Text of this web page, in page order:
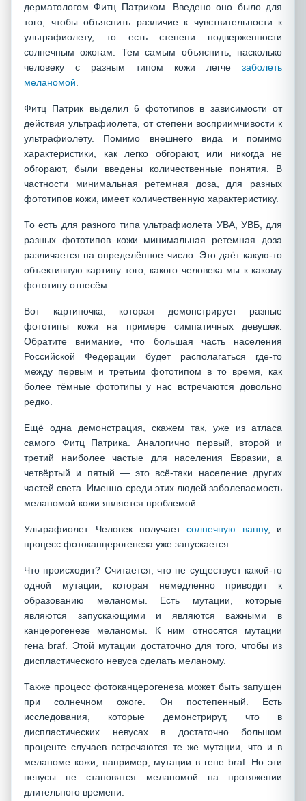
дерматологом Фитц Патриком. Введено оно было для
того, чтобы объяснить различие к чувствительности к
ультрафиолету, то есть степени подверженности
солнечным ожогам. Тем самым объяснить, насколько
человеку с разным типом кожи легче заболеть
меланомой
Фитц Патрик выделил 6 фототипов в зависимости от
действия ультрафиолета, от степени восприимчивости к
ультрафиолету. Помимо внешнего вида и помимо
характеристики, как легко обгорают, или никогда не
обгорают, были введены количественные понятия. В
частности минимальная ретемная доза, для разных
фототипов кожи, имеет количественную характеристику.
То есть для разного типа ультрафиолета УВА, УВБ, для
разных фототипов кожи минимальная ретемная доза
различается на определённое число. Это даёт какую-то
объективную картину того, какого человека мы к какому
фототипу отнесём.
Вот картиночка, которая демонстрирует разные
фототипы кожи на примере симпатичных девушек.
Обратите внимание, что большая часть населения
Российской Федерации будет располагаться где-то
между первым и третьим фототипом в то время, как
более тёмные фототипы у нас встречаются довольно
редко.
Ещё одна демонстрация, скажем так, уже из атласа
самого Фитц Патрика. Аналогично первый, второй и
третий наиболее частые для населения Евразии, а
четвёртый и пятый — это всё-таки население других
частей света. Именно среди этих людей заболеваемость
меланомой кожи является проблемой.
Ультрафиолет. Человек получаетсолнечную ванну, и
процесс фотоканцерогенеза уже запускается.
Что происходит? Считается, что не существует какой-то
одной мутации, которая немедленно приводит к
образованию меланомы. Есть мутации, которые
являются запускающими и являются важными в
канцерогенезе меланомы. К ним относятся мутации
гена braf. Этой мутации достаточно для того, чтобы из
диспластического невуса сделать меланому.
Также процесс фотоканцерогенеза может быть запущен
при солнечном ожоге. Он постепенный. Есть
исследования, которые демонстрирут, что в
диспластических невусах в достаточно большом
проценте случаев встречаются те же мутации, что и в
меланоме кожи, например, мутации в гене braf. Но эти
невусы не становятся меланомой на протяжении
длительного времени.